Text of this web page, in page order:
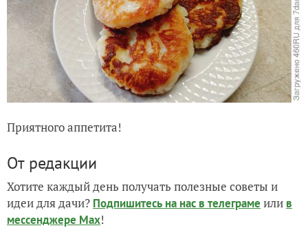
Приятного аппетита!
От редакции
Хотите каждый день получать полезные советы и
идеи для дачи? Подпишитесь на нас в телеграме или в
мессенджере Max!